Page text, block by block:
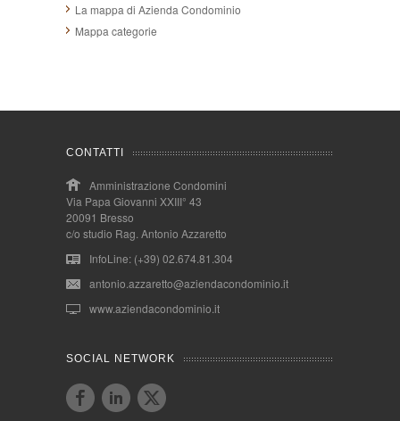
La mappa di Azienda Condominio
Mappa categorie
CONTATTI
Amministrazione Condomini
Via Papa Giovanni XXIII° 43
20091 Bresso
c/o studio Rag. Antonio Azzaretto
InfoLine: (+39) 02.674.81.304
antonio.azzaretto@aziendacondominio.it
www.aziendacondominio.it
SOCIAL NETWORK